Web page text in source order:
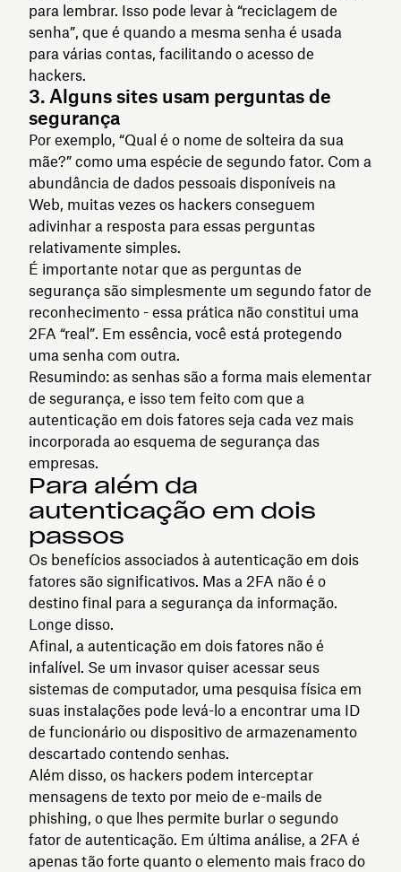
para lembrar. Isso pode levar à “reciclagem de
senha”, que é quando a mesma senha é usada
para várias contas, facilitando o acesso de
hackers.
3. Alguns sites usam perguntas de
segurança
Por exemplo, “Qual é o nome de solteira da sua
mãe?” como uma espécie de segundo fator. Com a
abundância de dados pessoais disponíveis na
Web, muitas vezes os hackers conseguem
adivinhar a resposta para essas perguntas
relativamente simples.
É importante notar que as perguntas de
segurança são simplesmente um segundo fator de
reconhecimento - essa prática não constitui uma
2FA “real”. Em essência, você está protegendo
uma senha com outra.
Resumindo: as senhas são a forma mais elementar
de segurança, e isso tem feito com que a
autenticação em dois fatores seja cada vez mais
incorporada ao esquema de segurança das
empresas.
Para além da
autenticação em dois
passos
Os benefícios associados à autenticação em dois
fatores são significativos. Mas a 2FA não é o
destino final para a segurança da informação.
Longe disso.
Afinal, a autenticação em dois fatores não é
infalível. Se um invasor quiser acessar seus
sistemas de computador, uma pesquisa física em
suas instalações pode levá-lo a encontrar uma ID
de funcionário ou dispositivo de armazenamento
descartado contendo senhas.
Além disso, os hackers podem interceptar
mensagens de texto por meio de e-mails de
phishing, o que lhes permite burlar o segundo
fator de autenticação. Em última análise, a 2FA é
apenas tão forte quanto o elemento mais fraco do